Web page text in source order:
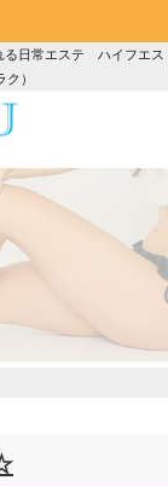
る日常エステ ハイフエス
）